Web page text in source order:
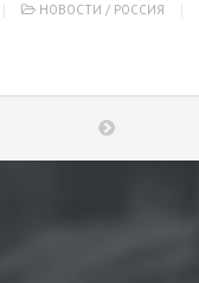
НОВОСТИ / РОССИЯ